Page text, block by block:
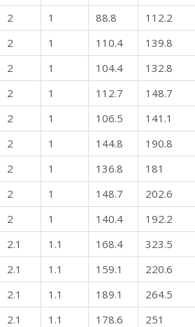
2 1 88.8 112.2
2 1 110.4 139.8
2 1 104.4 132.8
2 1 112.7 148.7
2 1 106.5 141.1
2 1 144.8 190.8
2 1 136.8 181
2 1 148.7 202.6
2 1 140.4 192.2
2.1 1.1 168.4 323.5
2.1 1.1 159.1 220.6
2.1 1.1 189.1 264.5
2.1 1.1 178.6 251